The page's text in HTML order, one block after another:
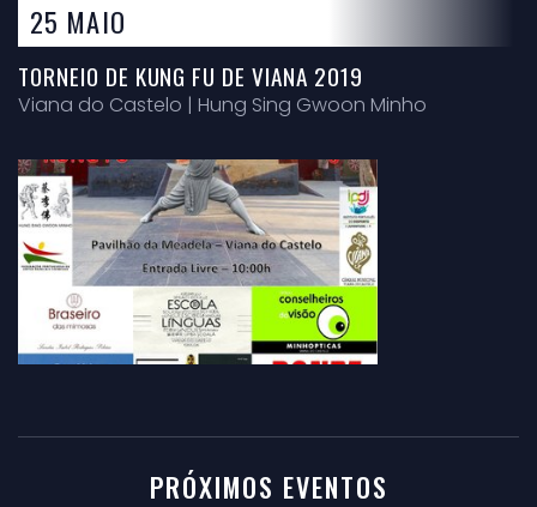
25 MAIO
TORNEIO DE KUNG FU DE VIANA 2019
Viana do Castelo | Hung Sing Gwoon Minho
PRÓXIMOS EVENTOS